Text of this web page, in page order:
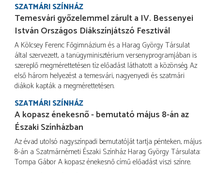
SZATMÁRI SZÍNHÁZ
Temesvári győzelemmel zárult a IV. Bessenyei
István Országos Diákszínjátszó Fesztivál
A Kölcsey Ferenc Főgimnázium és a Harag György Társulat
által szervezett, a tanügyminisztérium versenyprogramjában is
szereplő megmérettetésen tíz előadást láthatott a közönség. Az
első három helyezést a temesvári, nagyenyedi és szatmári
diákok kapták a megmérettetésen.
SZATMÁRI SZÍNHÁZ
A kopasz énekesnő - bemutató május 8-án az
Északi Színházban
Az évad utolsó nagyszínpadi bemutatóját tartja pénteken, május
8-án a Szatmárnémeti Északi Színház Harag György Társulata:
Tompa Gábor A kopasz énekesnő című előadást viszi színre.